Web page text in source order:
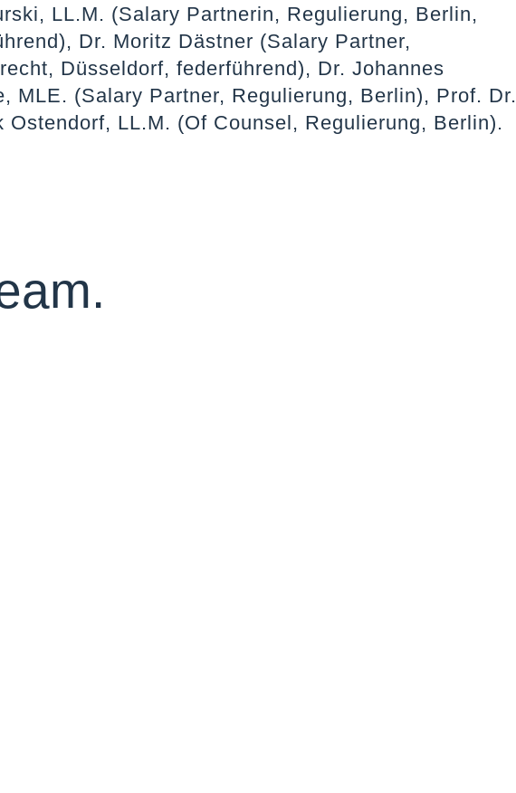
LL.M. (Salary Partnerin, Regulierung, Berlin,
Dr. Moritz Dästner (Salary Partner,
Düsseldorf, federführend), Dr. Johannes
MLE. (Salary Partner, Regulierung, Berlin), Prof. Dr.
Ostendorf, LL.M. (Of Counsel, Regulierung, Berlin).